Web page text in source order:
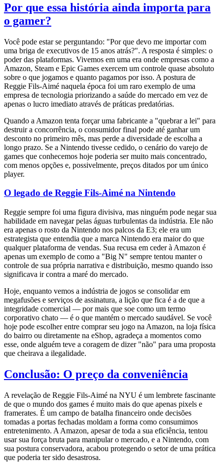
Por que essa história ainda importa para
o gamer?
Você pode estar se perguntando: "Por que devo me importar com
uma briga de executivos de 15 anos atrás?". A resposta é simples: o
poder das plataformas. Vivemos em uma era onde empresas como a
Amazon, Steam e Epic Games exercem um controle quase absoluto
sobre o que jogamos e quanto pagamos por isso. A postura de
Reggie Fils-Aimé naquela época foi um raro exemplo de uma
empresa de tecnologia priorizando a saúde do mercado em vez de
apenas o lucro imediato através de práticas predatórias.
Quando a Amazon tenta forçar uma fabricante a "quebrar a lei" para
destruir a concorrência, o consumidor final pode até ganhar um
desconto no primeiro mês, mas perde a diversidade de escolha a
longo prazo. Se a Nintendo tivesse cedido, o cenário do varejo de
games que conhecemos hoje poderia ser muito mais concentrado,
com menos opções e, possivelmente, preços ditados por um único
player.
O legado de Reggie Fils-Aimé na Nintendo
Reggie sempre foi uma figura divisiva, mas ninguém pode negar sua
habilidade em navegar pelas águas turbulentas da indústria. Ele não
era apenas o rosto da Nintendo nos palcos da E3; ele era um
estrategista que entendia que a marca Nintendo era maior do que
qualquer plataforma de vendas. Sua recusa em ceder à Amazon é
apenas um exemplo de como a "Big N" sempre tentou manter o
controle de sua própria narrativa e distribuição, mesmo quando isso
significava ir contra a maré do mercado.
Hoje, enquanto vemos a indústria de jogos se consolidar em
megafusões e serviços de assinatura, a lição que fica é a de que a
integridade comercial — por mais que soe como um termo
corporativo chato — é o que mantém o mercado saudável. Se você
hoje pode escolher entre comprar seu jogo na Amazon, na loja física
do bairro ou diretamente na eShop, agradeça a momentos como
esse, onde alguém teve a coragem de dizer "não" para uma proposta
que cheirava a ilegalidade.
Conclusão: O preço da conveniência
A revelação de Reggie Fils-Aimé na NYU é um lembrete fascinante
de que o mundo dos games é muito mais do que apenas pixels e
framerates. É um campo de batalha financeiro onde decisões
tomadas a portas fechadas moldam a forma como consumimos
entretenimento. A Amazon, apesar de toda a sua eficiência, tentou
usar sua força bruta para manipular o mercado, e a Nintendo, com
sua postura conservadora, acabou protegendo o setor de uma prática
que poderia ter sido desastrosa.